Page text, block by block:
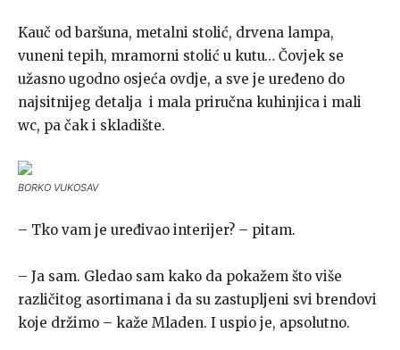
Kauč od baršuna, metalni stolić, drvena lampa,
vuneni tepih, mramorni stolić u kutu… Čovjek se
užasno ugodno osjeća ovdje, a sve je uređeno do
najsitnijeg detalja i mala priručna kuhinjica i mali
wc, pa čak i skladište.
BORKO VUKOSAV
– Tko vam je uređivao interijer? – pitam.
– Ja sam. Gledao sam kako da pokažem što više
različitog asortimana i da su zastupljeni svi brendovi
koje držimo – kaže Mladen. I uspio je, apsolutno.